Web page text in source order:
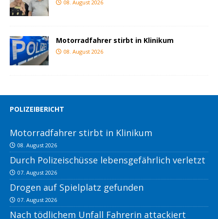
08. August 2026
Motorradfahrer stirbt in Klinikum
08. August 2026
POLIZEIBERICHT
Motorradfahrer stirbt in Klinikum
08. August 2026
Durch Polizeischüsse lebensgefährlich verletzt
07. August 2026
Drogen auf Spielplatz gefunden
07. August 2026
Nach tödlichem Unfall Fahrerin attackiert